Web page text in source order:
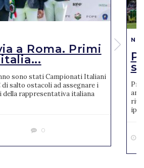
a Roma. Primi
sono stati Campionati Italiani
di salto ostacoli ad assegnare i
rappresentativa italiana
0